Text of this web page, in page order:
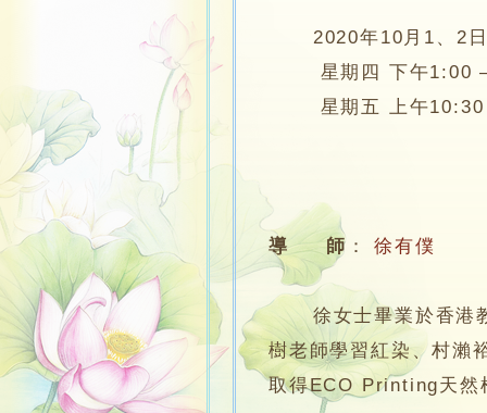
2020年10月1、2
星期四 下午1:00
星期五 上午10:30
導 師 ： 徐有僕
徐女士畢業於香港教
樹老師學習紅染、村瀨
取得ECO Printing天然